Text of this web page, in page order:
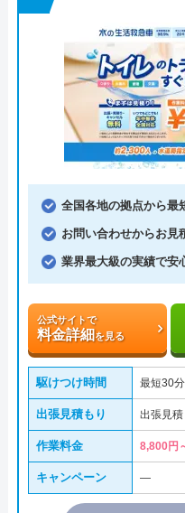
全国各地の拠点から最
お問い合わせからお見
業界最大級の実績で安
公式サイトで
料金詳細を見る
駆けつけ時間 最短30分
出張見積もり 出張見
作業料金 8,800円
キャンペーン ―